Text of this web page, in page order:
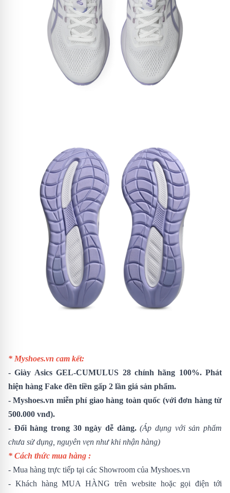
* Myshoes.vn cam kết:
-Giày Asics GEL-CUMULUS 28chính hãng 100%. Phát
hiện hàng Fake đền tiền gấp 2 lần giá sản phẩm.
- Myshoes.vn miễn phí giao hàng toàn quốc (với đơn hàng từ
500.000 vnđ).
- Đổi hàng trong 30 ngày dễ dàng.(Áp dụng với sản phẩm
chưa sử dụng, nguyên vẹn như khi nhận hàng)
* Cách thức mua hàng :
- Mua hàng trực tiếp tại các Showroom của Myshoes.vn
- Khách hàng MUA HÀNG trên website hoặc gọi điện tới